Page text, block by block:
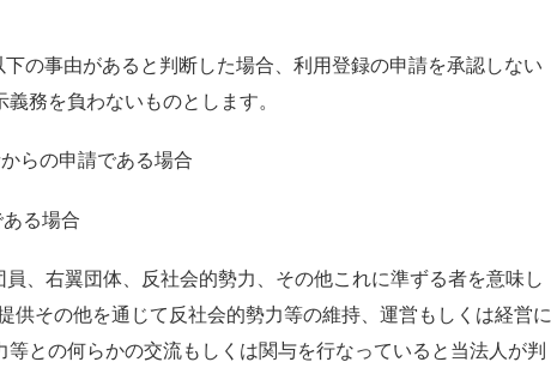
の事由があると判断した場合、利用登録の申請を承認しない
務を負わないものとします。
らの申請である場合
る場合
員、右翼団体、反社会的勢力、その他これに準ずる者を意味し
供その他を通じて反社会的勢力等の維持、運営もしくは経営に
との何らかの交流もしくは関与を行なっていると当法人が判